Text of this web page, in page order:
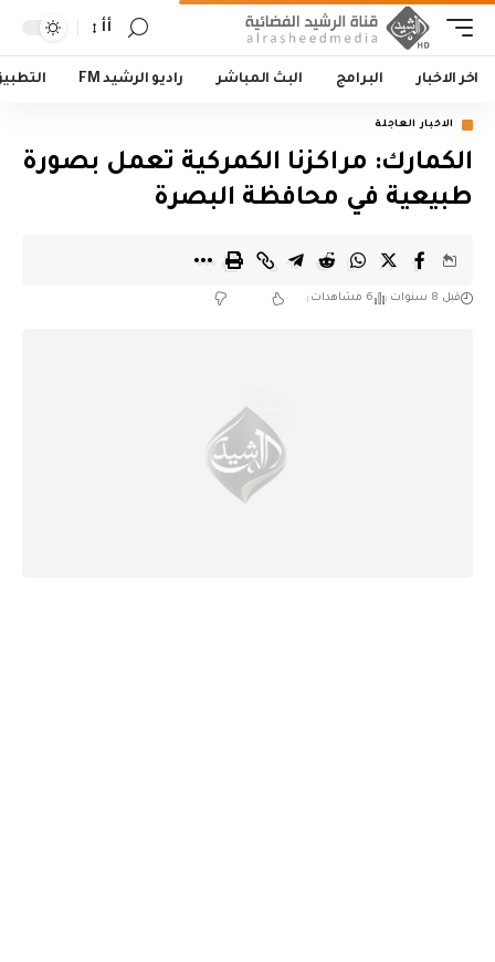
أأ
اخر الاخبار البرامج البث المباشر راديو الرشيد FM
الاخبار العاجلة
الكمارك: مراكزنا الكمركية تعمل بصورة
طبيعية في محافظة البصرة
قبل 8 سنوات 6 مشاهدات